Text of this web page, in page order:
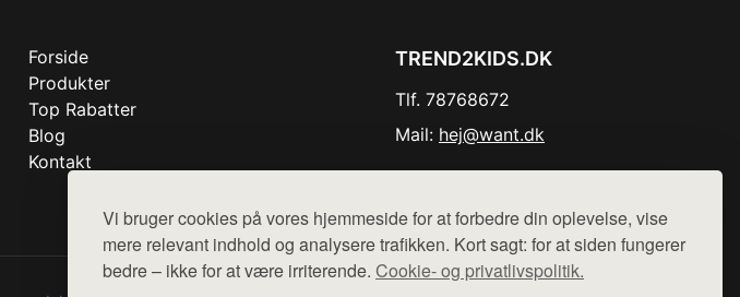
Vi bruger cookies på vores hjemmeside for at forbedre din oplevelse, vise
mere relevant indhold og analysere trafikken. Kort sagt: for at siden fungerer
bedre – ikke for at være irriterende. Cookie- og privatlivspolitik.
Forside
Produkter
Top Rabatter
Blog
Kontakt
TREND2KIDS.DK
Tlf. 78768672
Mail: hej@want.dk